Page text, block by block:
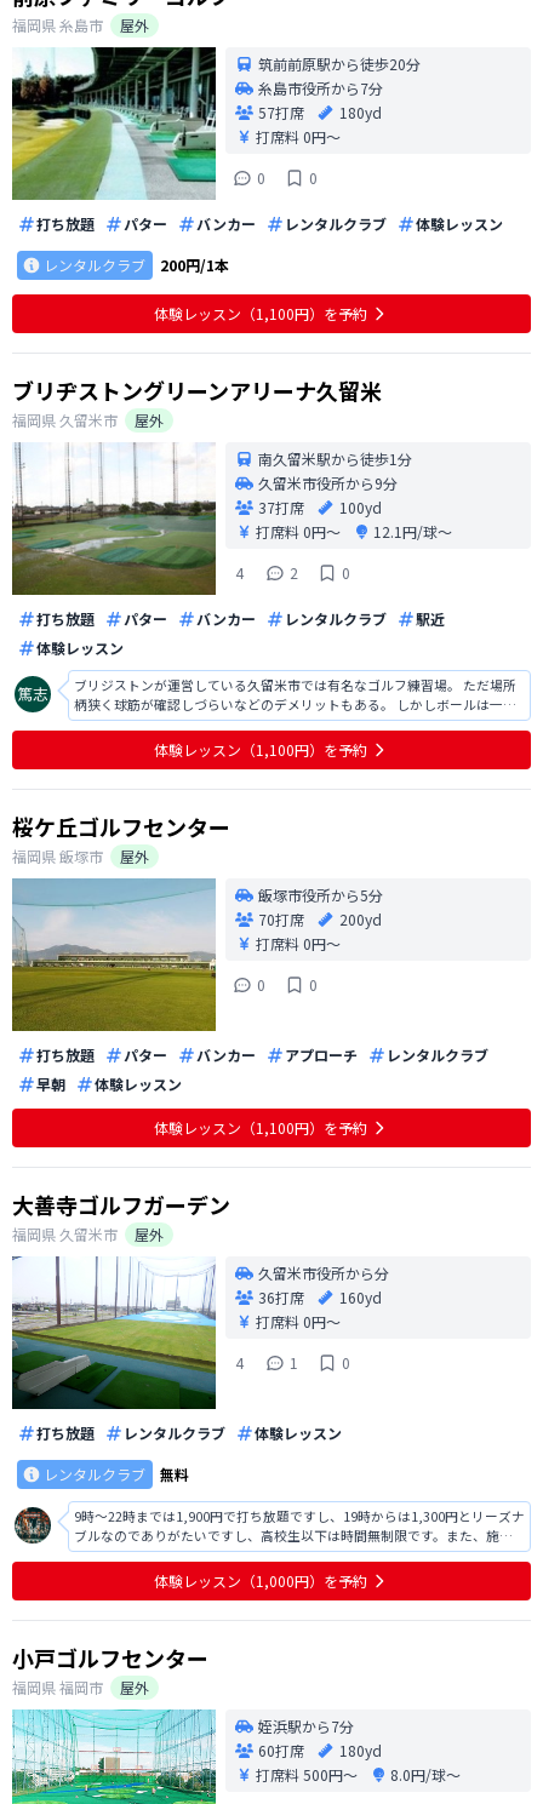
福岡県糸島市
屋外
筑前前原駅から徒歩20分
糸島市役所から7分
57打席
180yd
打席料0円〜
0
0
打ち放題 パター バンカー レンタルクラブ
体験レッスン
レンタルクラブ
200円/1本
体験レッスン（1,100円）を予約
ブリヂストングリーンアリーナ久留米
福岡県久留米市
屋外
南久留米駅から徒歩1分
久留米市役所から9分
37打席
100yd
打席料0円〜
12.1円/球〜
4
2 0
打ち放題 パター バンカー レンタルクラブ
駅近
体験レッスン
ブリジストンが運営している久留米市では有名なゴルフ練習場。 ただ場所
柄狭く球筋が確認しづらいなどのデメリットもある。 しかしボールは一般
のゴルフ練習場よりもよいものを使用しておりその辺に関しては満足感は
あると思います。 2階席はレッスンに使用されることも多いようですが レッ
スンに関しても非常に積極的
体験レッスン（1,100円）を予約
桜ケ丘ゴルフセンター
福岡県飯塚市
屋外
飯塚市役所から5分
70打席
200yd
打席料0円〜
0
0
打ち放題 パター バンカー アプローチ
レンタルクラブ
早朝
体験レッスン
体験レッスン（1,100円）を予約
大善寺ゴルフガーデン
福岡県久留米市
屋外
久留米市役所から分
36打席
160yd
打席料0円〜
4
1 0
打ち放題 レンタルクラブ
体験レッスン
レンタルクラブ
無料
9時～22時までは1,900円で打ち放題ですし、19時からは1,300円とリーズナ
ブルなのでありがたいですし、高校生以下は時間無制限です。また、施設
も綺麗で打席の間隔があるので打ちやすいですし、常連の方が沢山おられ
ますが、奥行きがあるのでドライバーショットなど気持ち良く練習する事
体験レッスン（1,000円）を予約
小戸ゴルフセンター
福岡県福岡市
屋外
姪浜駅から7分
60打席
180yd
打席料500円〜
8.0円/球〜